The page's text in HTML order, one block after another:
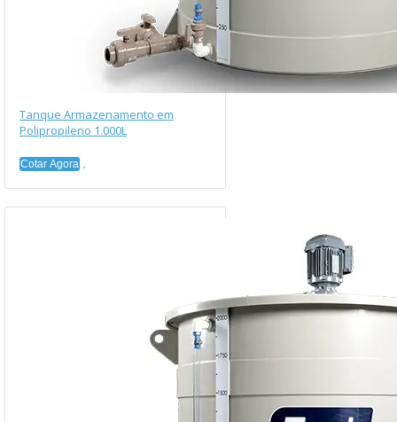
Tanque Armazenamento em
Polipropileno 1.000L
Cotar Agora